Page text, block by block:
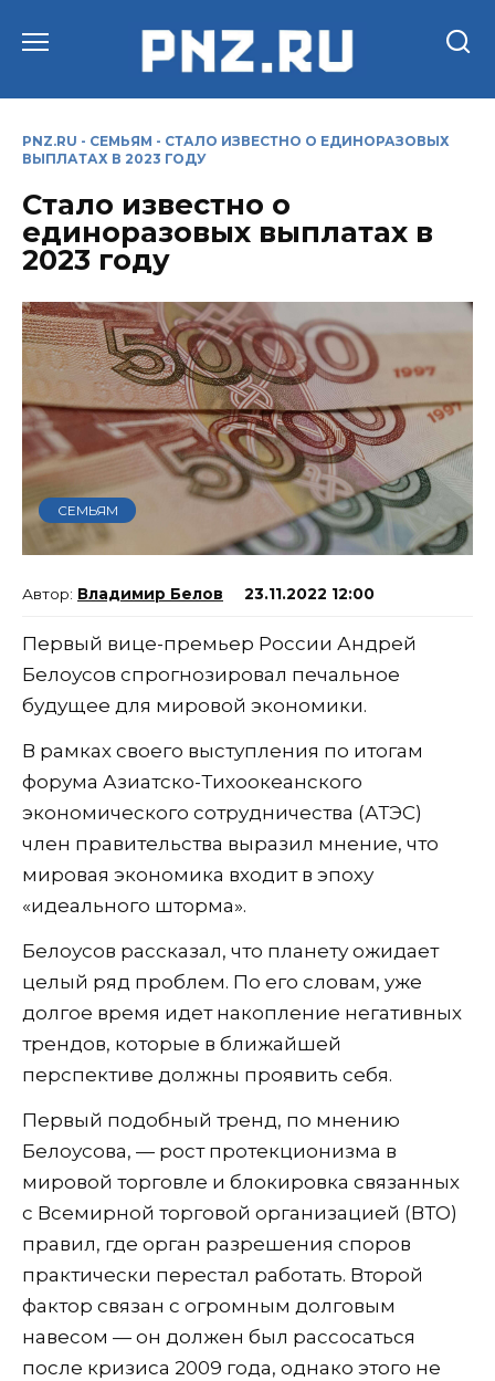
PNZ.RU - СЕМЬЯМ - СТАЛО ИЗВЕСТНО О ЕДИНОРАЗОВЫХ
ВЫПЛАТАХ В 2023 ГОДУ
Стало известно о
единоразовых выплатах в
2023 году
СЕМЬЯМ
Владимир Белов 23.11.2022 12:00
Первый вице-премьер России Андрей
Белоусов спрогнозировал печальное
будущее для мировой экономики.
В рамках своего выступления по итогам
форума Азиатско-Тихоокеанского
экономического сотрудничества (АТЭС)
член правительства выразил мнение, что
мировая экономика входит в эпоху
«идеального шторма».
Белоусов рассказал, что планету ожидает
целый ряд проблем. По его словам, уже
долгое время идет накопление негативных
трендов, которые в ближайшей
перспективе должны проявить себя.
Первый подобный тренд, по мнению
Белоусова, — рост протекционизма в
мировой торговле и блокировка связанных
с Всемирной торговой организацией (ВТО)
правил, где орган разрешения споров
практически перестал работать. Второй
фактор связан с огромным долговым
навесом — он должен был рассосаться
после кризиса 2009 года, однако этого не